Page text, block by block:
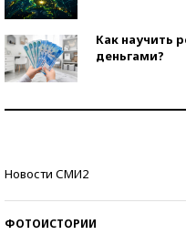
Как научить
деньгами?
Новости СМИ2
ФОТОИСТОРИИ